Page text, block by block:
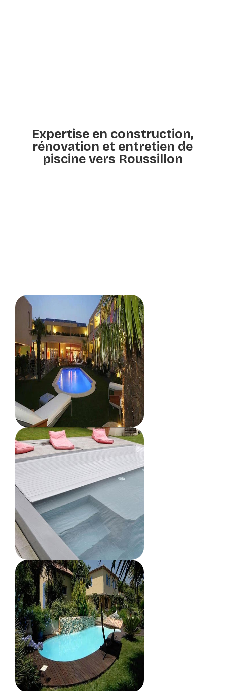
Expertise en construction,
rénovation et entretien de
piscine vers Roussillon